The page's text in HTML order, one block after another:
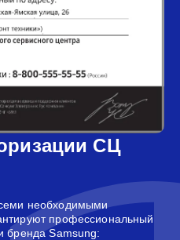
СЦ
необходимыми
профессиональный
бренда Samsung: